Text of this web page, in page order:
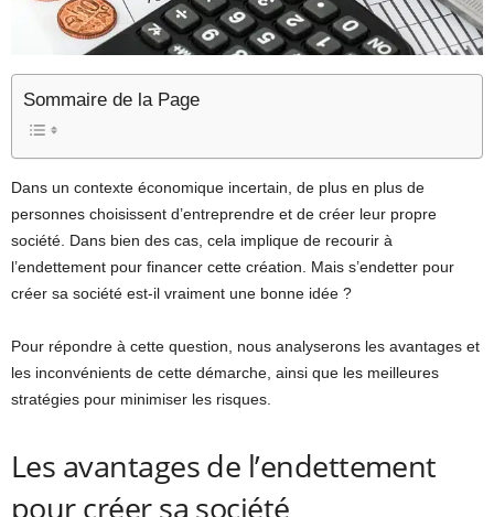
Sommaire de la Page
Dans un contexte économique incertain, de plus en plus de
personnes choisissent d’entreprendre et de créer leur propre
société. Dans bien des cas, cela implique de recourir à
l’endettement pour financer cette création. Mais s’endetter pour
créer sa société est-il vraiment une bonne idée ?
Pour répondre à cette question, nous analyserons les avantages et
les inconvénients de cette démarche, ainsi que les meilleures
stratégies pour minimiser les risques.
Les avantages de l’endettement
pour créer sa société